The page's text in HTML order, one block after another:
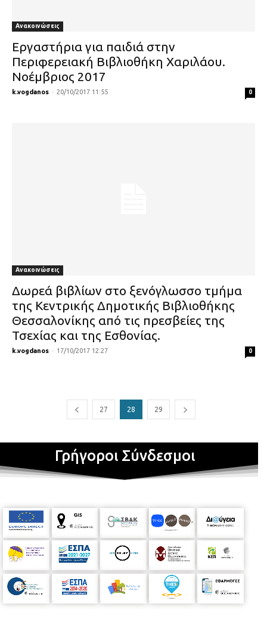
Ανακοινώσεις
Εργαστήρια για παιδιά στην
Περιφερειακή Βιβλιοθήκη Χαριλάου.
Νοέμβριος 2017
k.vogdanos - 20/10/2017 11:55 0
Ανακοινώσεις
Δωρεά βιβλίων στο ξενόγλωσσο τμήμα
της Κεντρικής Δημοτικής Βιβλιοθήκης
Θεσσαλονίκης από τις πρεσβείες της
Τσεχίας και της Εσθονίας.
k.vogdanos - 17/10/2017 12:27 0
27 28 29
Γρήγοροι Σύνδεσμοι